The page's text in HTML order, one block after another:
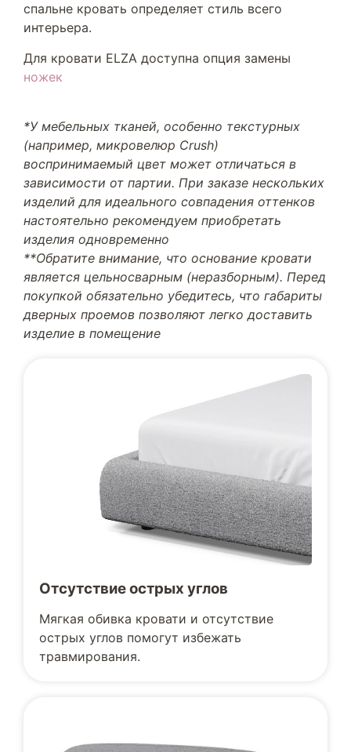
спальне кровать определяет стиль всего
интерьера.
Для кровати ELZA доступна опция замены
ножек
*У мебельных тканей, особенно текстурных
(например, микровелюр Crush)
воспринимаемый цвет может отличаться в
зависимости от партии. При заказе нескольких
изделий для идеального совпадения оттенков
настоятельно рекомендуем приобретать
изделия одновременно
**Обратите внимание, что основание кровати
является цельносварным (неразборным). Перед
покупкой обязательно убедитесь, что габариты
дверных проемов позволяют легко доставить
изделие в помещение
Отсутствие острых углов
Мягкая обивка кровати и отсутствие
острых углов помогут избежать
травмирования.